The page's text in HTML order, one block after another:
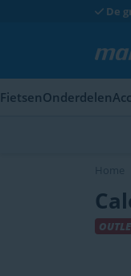
De
FietsenOnderdelen
Home